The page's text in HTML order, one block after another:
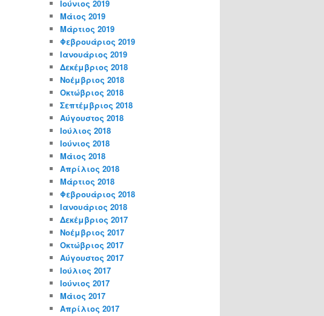
Ιούνιος 2019
Μάιος 2019
Μάρτιος 2019
Φεβρουάριος 2019
Ιανουάριος 2019
Δεκέμβριος 2018
Νοέμβριος 2018
Οκτώβριος 2018
Σεπτέμβριος 2018
Αύγουστος 2018
Ιούλιος 2018
Ιούνιος 2018
Μάιος 2018
Απρίλιος 2018
Μάρτιος 2018
Φεβρουάριος 2018
Ιανουάριος 2018
Δεκέμβριος 2017
Νοέμβριος 2017
Οκτώβριος 2017
Αύγουστος 2017
Ιούλιος 2017
Ιούνιος 2017
Μάιος 2017
Απρίλιος 2017